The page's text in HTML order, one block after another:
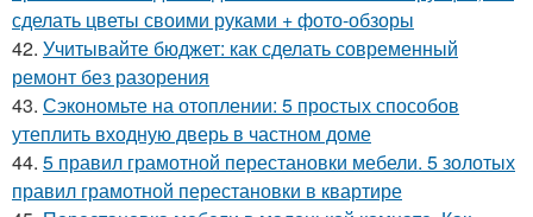
сделать цветы своими руками + фото-обзоры
42. Учитывайте бюджет: как сделать современный
ремонт без разорения
43. Сэкономьте на отоплении: 5 простых способов
утеплить входную дверь в частном доме
44. 5 правил грамотной перестановки мебели. 5 золотых
правил грамотной перестановки в квартире